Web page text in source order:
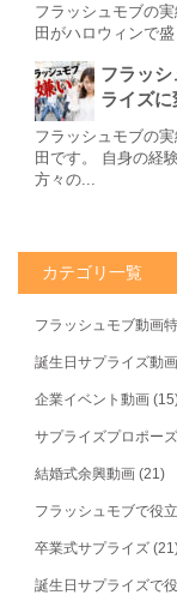
フラッシュモブの
田がハロウィンで
フラッ
ライズに
フラッシュモブの
田です。 自身の経
方々の...
カテゴリ一覧
フラッシュモブ動画
誕生日サプライズ動画
企業イベント動画
サプライズプロポー
結婚式余興動画 (21)
フラッシュモブで役
卒業式サプライズ
誕生日サプライズで